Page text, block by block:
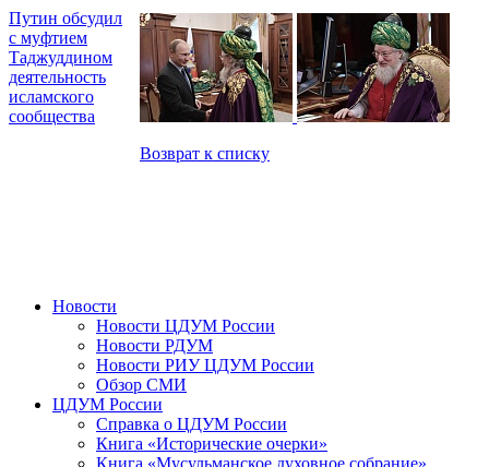
Путин обсудил
с муфтием
Таджуддином
деятельность
исламского
сообщества
Возврат к списку
Новости
Новости ЦДУМ России
Новости РДУМ
Новости РИУ ЦДУМ России
Обзор СМИ
ЦДУМ России
Справка о ЦДУМ России
Книга «Исторические очерки»
Книга «Мусульманское духовное собрание»